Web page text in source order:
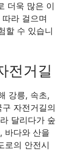
더욱 많은 이
라 걸으며
할 수 있습니
전거길
강릉, 속초,
자전거길의
달리다가 숲
바다와 산을
로의 안전시